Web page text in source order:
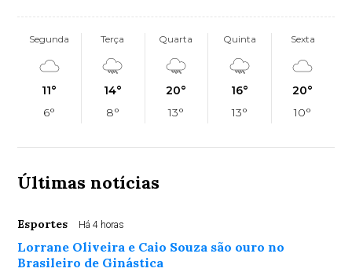
Segunda
11°
6°
Terça
14°
8°
Quarta
20°
13°
Quinta
16°
13°
Sexta
20°
10°
Últimas notícias
Esportes Há 4 horas
Lorrane Oliveira e Caio Souza são ouro no
Brasileiro de Ginástica